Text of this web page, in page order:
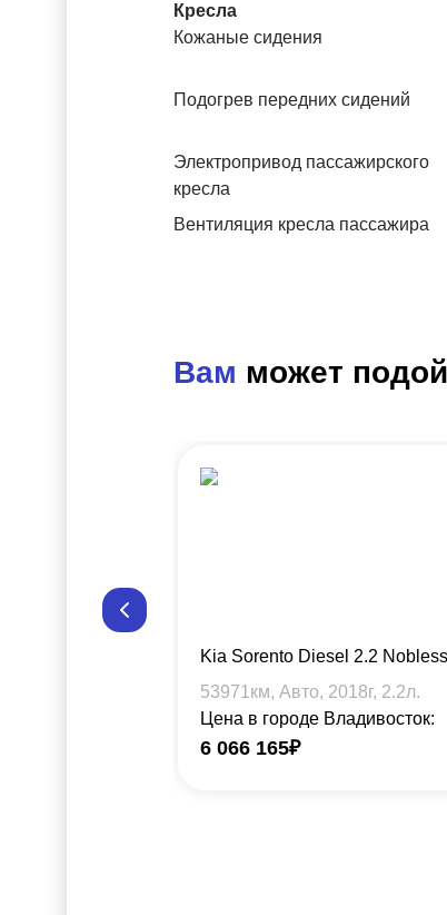
Кресла
Кожаные сидения
Подогрев передних сидений
Электропривод пассажирского
кресла
Вентиляция кресла пассажира
Вам может
Kia Sorento Diesel 2.2
53971 км, Авто, 2018г, 2.2л.
Цена в городе Владивосток:
6 066 165₽